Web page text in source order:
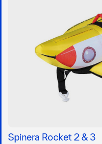
Spinera Rocket 2 & 3